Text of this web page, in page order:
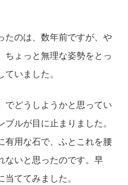
たのは、数年前ですが、や
ちょっと無理な姿勢をとっ
いました。
でどうしようかと思ってい
ルが目に止まりました。
有用な石で、ふとこれを腰
ないと思ったのです。早
ててみました。